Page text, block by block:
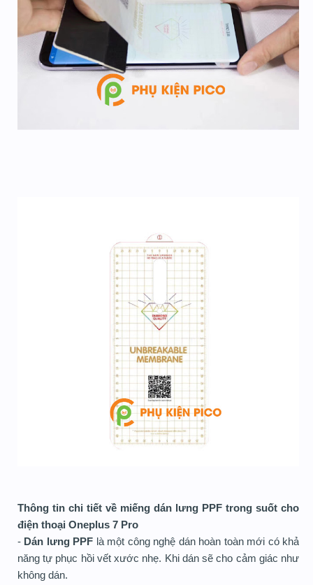
Thông tin chi tiết về miếng dán lưng PPF trong suốt cho
điện thoại Oneplus 7 Pro
- Dán lưng PPF là một công nghệ dán hoàn toàn mới có khả
năng tự phục hồi vết xước nhẹ. Khi dán sẽ cho cảm giác như
không dán.